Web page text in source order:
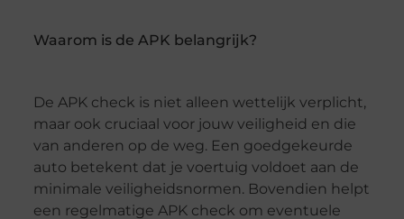
Waarom is de APK belangrijk?
De APK check is niet alleen wettelijk verplicht,
maar ook cruciaal voor jouw veiligheid en die
van anderen op de weg. Een goedgekeurde
auto betekent dat je voertuig voldoet aan de
minimale veiligheidsnormen. Bovendien helpt
een regelmatige APK check om eventuele